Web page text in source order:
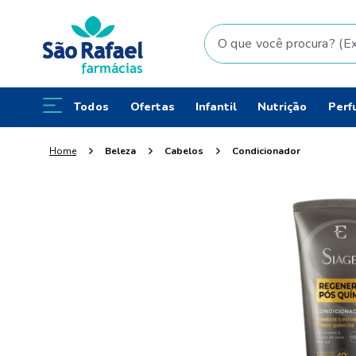
O que você procura? (Ex:
Todos Ofertas Infantil Nutrição
Beleza Cabelos Condicionador